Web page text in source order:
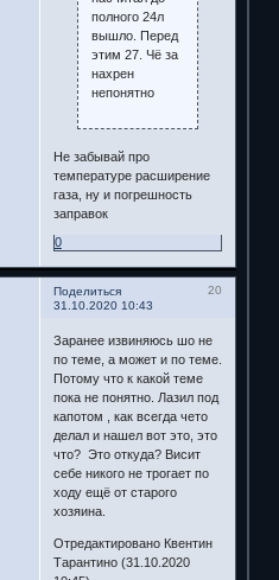
полного 24л
вышло. Перед
этим 27. Чё за
нахрен
непонятно
Не забывай про
температуре расширение
газа, ну и погрешность
заправок
0
Поделиться
20
31.10.2020 10:43
Заранее извиняюсь шо не
по теме, а может и по теме.
Потому что к какой теме
пока не понятно. Лазил под
капотом , как всегда чето
делал и нашел вот это, это
что? Это откуда? Висит
себе никого не трогает по
ходу ещё от старого
хозяина.
Отредактировано Квентин
Тарантино (31.10.2020